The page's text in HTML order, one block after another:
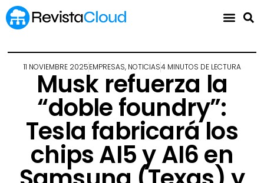
11 NOVIEMBRE 2025EMPRESAS, NOTICIAS4 MINUTOS DE LECTURA
Musk refuerza la
“doble foundry”:
Tesla fabricará los
chips AI5 y AI6 en